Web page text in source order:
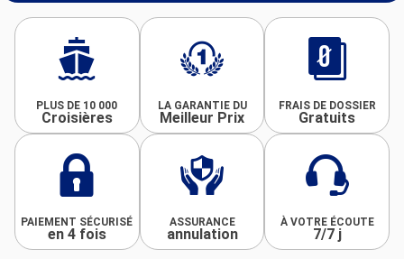
PLUS DE 10 000
Croisières
LA GARANTIE DU
Meilleur Prix
FRAIS DE DOSSIER
Gratuits
PAIEMENT SÉCURISÉ
en 4 fois
ASSURANCE
annulation
À VOTRE ÉCOUTE
7/7 j